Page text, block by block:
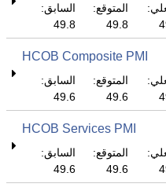
المتوقع:
49.8
السابق:
49.8
HCOB Composite PMI
المتوقع:
49.6
السابق:
49.6
HCOB Services PMI
المتوقع:
49.6
السابق:
49.6